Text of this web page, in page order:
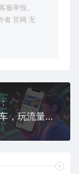
服举报。
者 官网 无
坐顺风车，玩流量主，条条内容都是爆款